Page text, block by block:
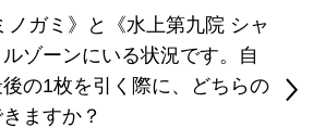
ノガミ》と《水上第九院 シャ
ゾーンにいる状況です。自
の1枚を引く際に、どちらの
ますか？